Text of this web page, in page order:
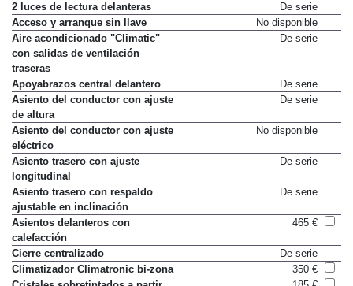
2 luces de lectura delanteras
De serie
Acceso y arranque sin llave
No disponible
Aire acondicionado "Climatic"
con salidas de ventilación
traseras
De serie
Apoyabrazos central delantero
De serie
Asiento del conductor con ajuste
de altura
De serie
Asiento del conductor con ajuste
eléctrico
No disponible
Asiento trasero con ajuste
longitudinal
De serie
Asiento trasero con respaldo
ajustable en inclinación
De serie
Asientos delanteros con
calefacción
465 €
Cierre centralizado
De serie
Climatizador Climatronic bi-zona
350 €